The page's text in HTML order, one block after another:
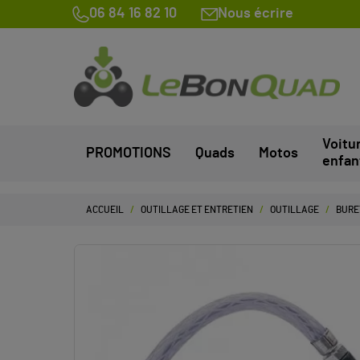
06 84 16 82 10 Nous écrire
PROMOTIONS Quads Motos
ACCUEIL OUTILLAGE ET ENTRETIEN OUTILLAGE